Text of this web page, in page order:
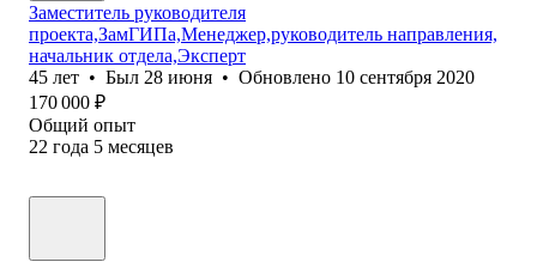
Заместитель руководителя
проекта,ЗамГИПа,Менеджер,руководитель направления,
начальник отдела,Эксперт
45 лет • Был 28 июня • Обновлено 10 сентября 2020
170 000 ₽
Общий опыт
22 года 5 месяцев